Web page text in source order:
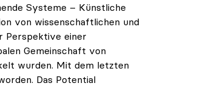
Systeme – Künstliche
von wissenschaftlichen und
Perspektive einer
Gemeinschaft von
wurden. Mit dem letzten
Das Potential